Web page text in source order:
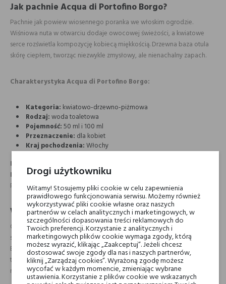
Jak pachnie Acqua di Portofino Borgo?
Pachnie jak powiew wiosennego poranka we włoskim ogrodzie.
Wiśniowa nuta w otwarciu dodaje owocowej świeżości, a kwiatowe
serce rozświetla kompozycję kobiecą miękkością. Drzewna baza otula
skórę ciepłem, tworząc niezwykle zmysłowy, ale nienachalny zapach.
Charakterystyka Acqua di Portofino Borgo:
Kategoria: kwiatowo-drzewno-piżmowa
Rodzaj:woda toaletowa
Pojemność:50 ml i 100 ml
Przeznaczenie: dla kobiet
Kraj pochodzenia:Włochy
Dla kogo?
Borgojest idealny na co dzień – subtelny, ale zapadający w pamięć.
Pasuje zarówno do pracy, jak i na romantyczny wieczór.
Woda toaletowa Acqua di Portofino Borgo
Otwarcie zachwyca nutą dzikiej wiśni i cytrusową świeżością. Kwiatowe
serce z pittosporum i ylang-ylang otula skórę miękką aurą kobiecości.
Baza z wanilią, drzewem cedrowym i piżmem zapewnia głębię i
trwałość, nie przytłaczając kompozycji. Borgo jest subtelny, a zarazem
magnetyczny – jak druga skóra.
Drogi użytkowniku
Witamy! Stosujemy pliki cookie w celu zapewnienia
prawidłowego funkcjonowania serwisu. Możemy również
wykorzystywać pliki cookie własne oraz naszych
partnerów w celach analitycznych i marketingowych, w
szczególności dopasowania treści reklamowych do
Twoich preferencji. Korzystanie z analitycznych i
marketingowych plików cookie wymaga zgody, którą
możesz wyrazić, klikając „Zaakceptuj”. Jeżeli chcesz
dostosować swoje zgody dla nas i naszych partnerów,
kliknij „Zarządzaj cookies”. Wyrażoną zgodę możesz
wycofać w każdym momencie, zmieniając wybrane
ustawienia. Korzystanie z plików cookie we wskazanych